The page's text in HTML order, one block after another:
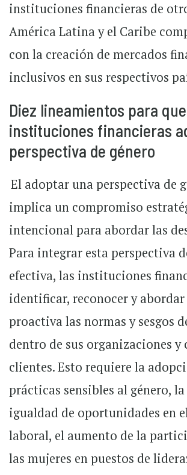
instituciones financieras de
América Latina y el Caribe
con la creación de mercados
inclusivos en sus respectivos
Diez lineamientos para
instituciones financieras
perspectiva de género
El adoptar una perspectiva de
implica un compromiso
intencional para abordar las
Para integrar esta perspectiva
efectiva, las instituciones
identificar, reconocer y
proactiva las normas y sesgos
dentro de sus organizaciones y
clientes. Esto requiere la
prácticas sensibles al género,
igualdad de oportunidades en
laboral, el aumento de la
las mujeres en puestos de